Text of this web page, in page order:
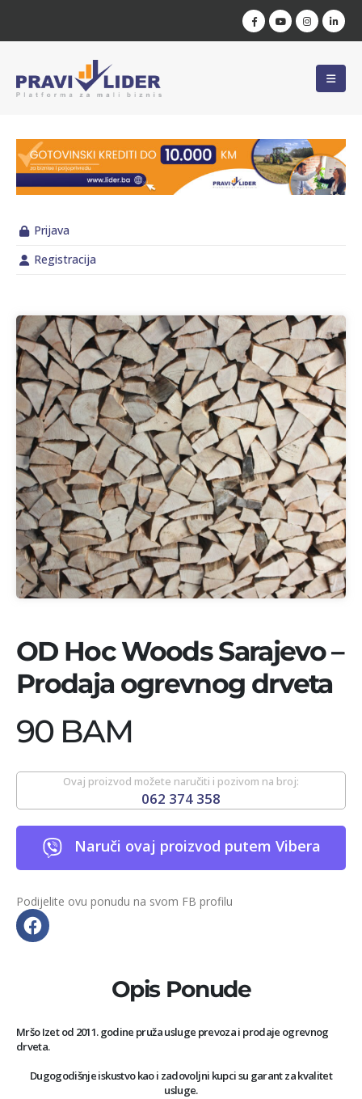
Prijava
Registracija
OD Hoc Woods Sarajevo –
Prodaja ogrevnog drveta
90 BAM
Ovaj proizvod možete naručiti i pozivom na broj:
062 374 358
Naruči ovaj proizvod putem Vibera
Podijelite ovu ponudu na svom FB profilu
Opis Ponude
Mršo Izet od 2011. godine pruža usluge prevoza i prodaje ogrevnog
drveta.
Dugogodišnje iskustvo kao i zadovoljni kupci su garant za kvalitet
usluge.